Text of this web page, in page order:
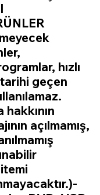
hızlı
geçen
açılmamış,